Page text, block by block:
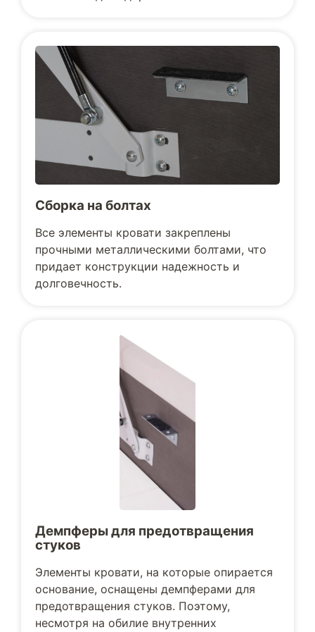
Сборка на болтах
Все элементы кровати закреплены
прочными металлическими болтами, что
придает конструкции надежность и
долговечность.
Демпферы для предотвращения
стуков
Элементы кровати, на которые опирается
основание, оснащены демпферами для
предотвращения стуков. Поэтому,
несмотря на обилие внутренних